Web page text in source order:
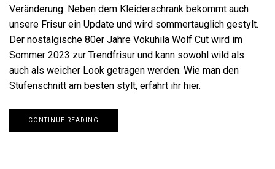
Veränderung. Neben dem Kleiderschrank bekommt auch
unsere Frisur ein Update und wird sommertauglich gestylt.
Der nostalgische 80er Jahre Vokuhila Wolf Cut wird im
Sommer 2023 zur Trendfrisur und kann sowohl wild als
auch als weicher Look getragen werden. Wie man den
Stufenschnitt am besten stylt, erfahrt ihr hier.
CONTINUE READING